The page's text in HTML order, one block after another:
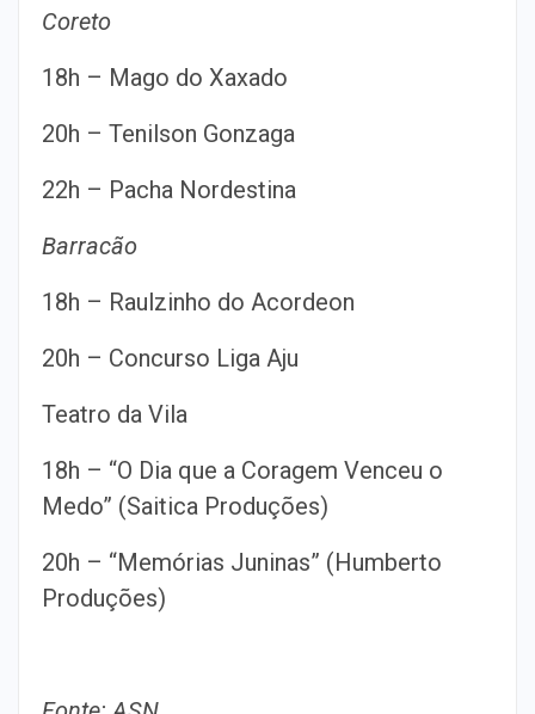
Coreto
18h – Mago do Xaxado
20h – Tenilson Gonzaga
22h – Pacha Nordestina
Barracão
18h – Raulzinho do Acordeon
20h – Concurso Liga Aju
Teatro da Vila
18h – “O Dia que a Coragem Venceu o
Medo” (Saitica Produções)
20h – “Memórias Juninas” (Humberto
Produções)